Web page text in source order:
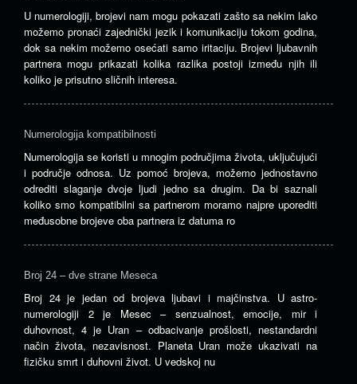
U numerologiji, brojevi nam mogu pokazati zašto sa nekim lako
možemo pronaći zajednički jezik i komunikaciju tokom godina,
dok sa nekim možemo osećati samo iritaciju. Brojevi ljubavnih
partnera mogu prikazati kolika razlika postoji između njih ili
koliko je prisutno sličnih interesa.
Numerologija kompatibilnosti
Numerologija se koristi u mnogim područjima života, uključujući
i područje odnosa. Uz pomoć brojeva, možemo jednostavno
odrediti slaganje dvoje ljudi jedno sa drugim. Da bi saznali
koliko smo kompatibilni sa partnerom moramo najpre uporediti
međusobne brojeve oba partnera iz datuma ro
Broj 24 – dve strane Meseca
Broj 24 je jedan od brojeva ljubavi i majčinstva. U astro-
numerologiji 2 je Mesec – senzualnost, emocije, mir i
duhovnost, 4 je Uran – odbacivanje prošlosti, nestandardni
način života, nezavisnost. Planeta Uran može ukazivati ​​na
fizičku smrt i duhovni život. U vedskoj nu